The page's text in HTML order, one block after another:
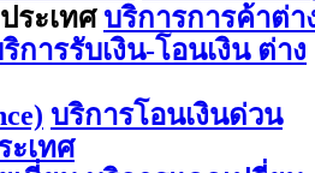
ระเทศ บริการการค้าต่า
การรับเงิน-โอนเงิน ต่าง
บริการโอนเงินด่วน
ะเทศ